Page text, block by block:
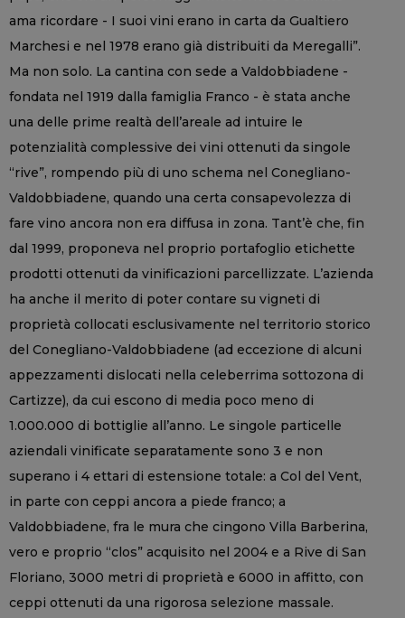
ama ricordare - I suoi vini erano in carta da Gualtiero
Marchesi e nel 1978 erano già distribuiti da Meregalli”.
Ma non solo. La cantina con sede a Valdobbiadene -
fondata nel 1919 dalla famiglia Franco - è stata anche
una delle prime realtà dell’areale ad intuire le
potenzialità complessive dei vini ottenuti da singole
“rive”, rompendo più di uno schema nel Conegliano-
Valdobbiadene, quando una certa consapevolezza di
fare vino ancora non era diffusa in zona. Tant’è che, fin
dal 1999, proponeva nel proprio portafoglio etichette
prodotti ottenuti da vinificazioni parcellizzate. L’azienda
ha anche il merito di poter contare su vigneti di
proprietà collocati esclusivamente nel territorio storico
del Conegliano-Valdobbiadene (ad eccezione di alcuni
appezzamenti dislocati nella celeberrima sottozona di
Cartizze), da cui escono di media poco meno di
1.000.000 di bottiglie all’anno. Le singole particelle
aziendali vinificate separatamente sono 3 e non
superano i 4 ettari di estensione totale: a Col del Vent,
in parte con ceppi ancora a piede franco; a
Valdobbiadene, fra le mura che cingono Villa Barberina,
vero e proprio “clos” acquisito nel 2004 e a Rive di San
Floriano, 3000 metri di proprietà e 6000 in affitto, con
ceppi ottenuti da una rigorosa selezione massale.